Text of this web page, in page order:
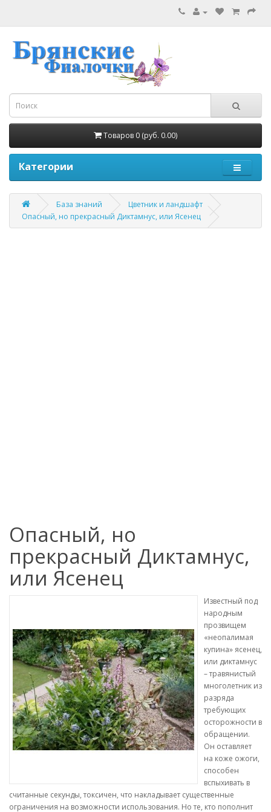
Товаров 0 (руб. 0.00)
Категории
База знаний
Цветник и ландшафт
Опасный, но прекрасный Диктамнус, или Ясенец
Опасный, но
прекрасный Диктамнус,
или Ясенец
Известный под
народным
прозвищем
«неопалимая
купина» ясенец,
или диктамнус
– травянистый
многолетник из
разряда
требующих
осторожности в
обращении.
Он оставляет
на коже ожоги,
способен
вспыхивать в
считанные секунды, токсичен, что накладывает существенные
ограничения на возможности использования. Но те, кто пополнит